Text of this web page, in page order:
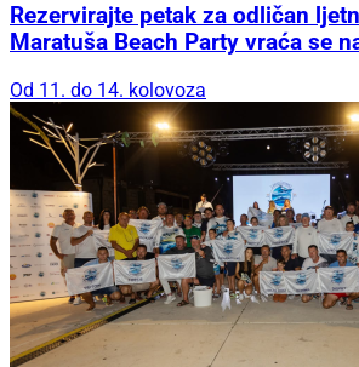
Rezervirajte petak za odličan
Maratuša Beach Party vraća se
Od 11. do 14. kolovoza